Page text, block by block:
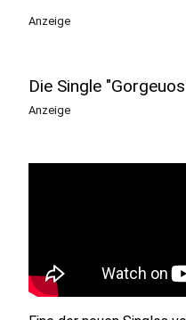
Anzeige
Die Single
Anzeige